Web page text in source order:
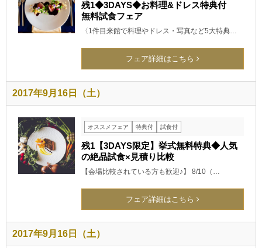
残1◆3DAYS◆お料理&ドレス特典付
無料試食フェア
〈1件目来館で料理やドレス・写真など5大特典…
フェア詳細はこちら
2017年9月16日（土）
オススメフェア 特典付 試食付
残1【3DAYS限定】挙式無料特典◆人気
の絶品試食×見積り比較
【会場比較されている方も歓迎♪】 8/10（…
フェア詳細はこちら
2017年9月16日（土）